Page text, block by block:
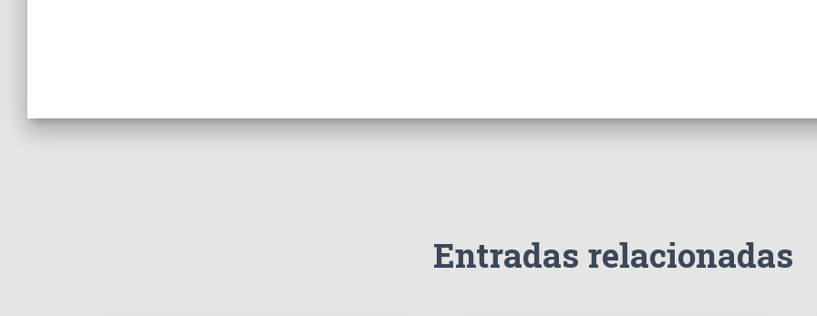
Entradas relacionadas